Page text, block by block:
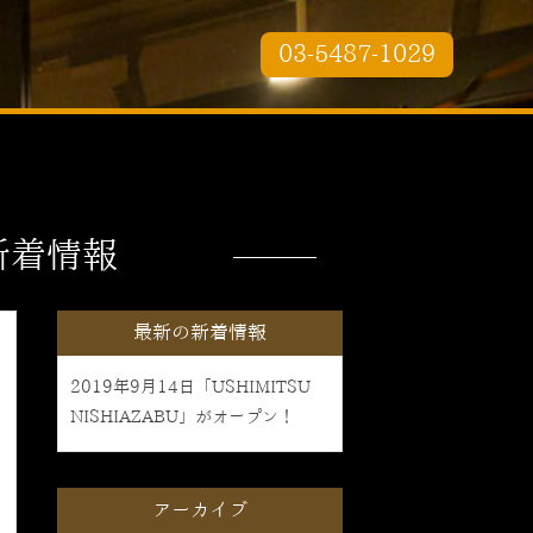
03-5487-1029
情報
最新の新着情報
2019年9月14日「USHIMITSU
NISHIAZABU」がオープン！
アーカイブ